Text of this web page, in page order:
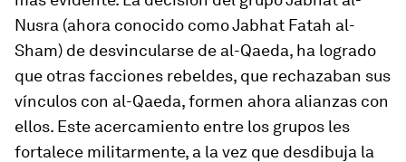
Nusra (ahora conocido como Jabhat Fatah al-
Sham) de desvincularse de al-Qaeda, ha logrado
que otras facciones rebeldes, que rechazaban sus
vínculos con al-Qaeda, formen ahora alianzas con
ellos. Este acercamiento entre los grupos les
fortalece militarmente, a la vez que desdibuja la